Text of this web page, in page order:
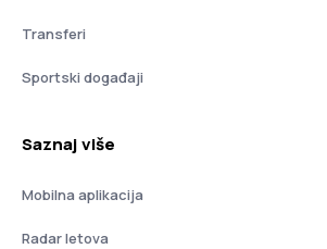
Transferi
Sportski događaji
Saznaj više
Mobilna aplikacija
Radar letova